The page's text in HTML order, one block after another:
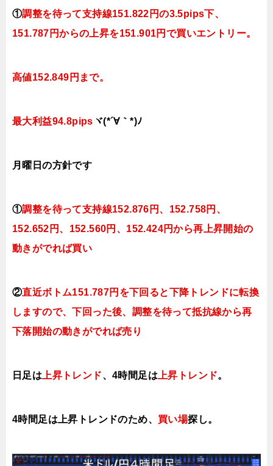
①調整を待って支持線151.822 円の3.5pips下、
151.787円からの上昇を151.901円で買いエントリー。
高値152.849円まで。
最大利益94.8pips ヾ(*´∀｀*)ﾉ
月曜日の方針です
①調整を待って支持線152.876 円、152.758円 、
152.652円、152.560円、152.424円から再上昇開始の
動きがでれば買い
②直近ボトム151.787円を下回ると下降トレンドに転換
しますので、下回った後、調整を待って抵抗線から再
下落開始の動きがでれば売り
日足は 上昇トレンド、4時間足は 上昇トレンド。
4時間足は上昇トレンドのため、 買い場探し。